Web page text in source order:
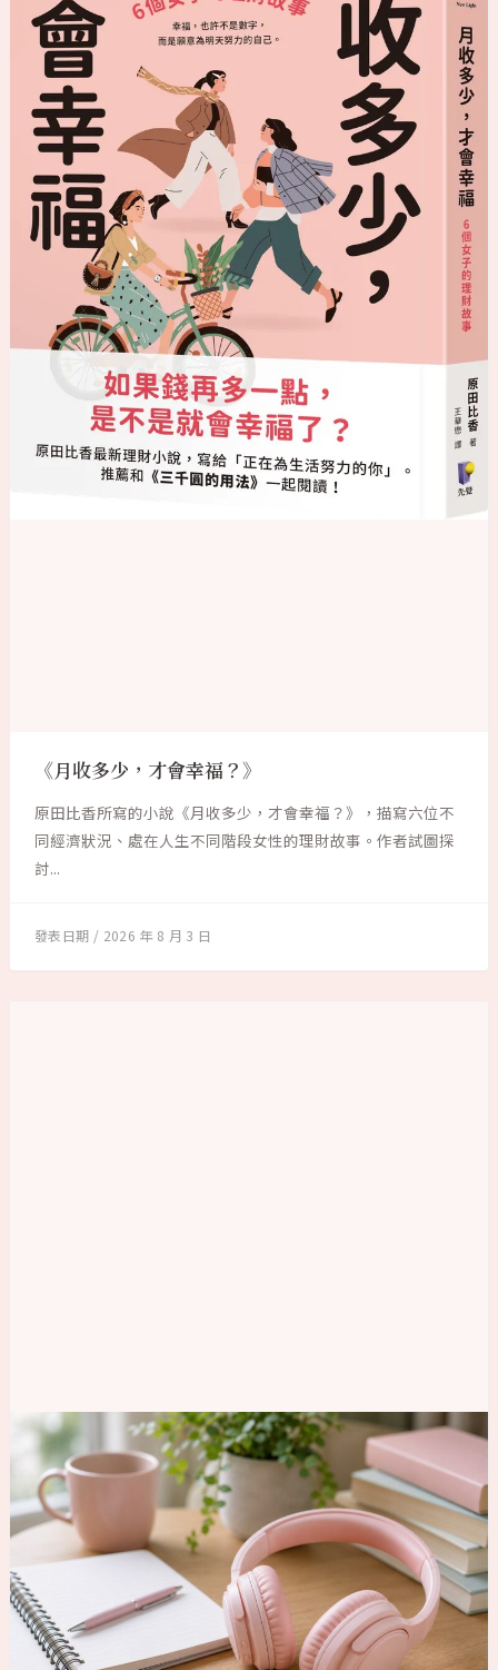
《月收多少，才會幸福？》
原田比香所寫的小說《月收多少，才會幸福？》，描寫六位不
同經濟狀況、處在人生不同階段女性的理財故事。作者試圖探
討...
2026 年 8 月 3 日